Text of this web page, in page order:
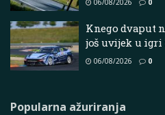
Knego dvaput
još uvijek u igri
06/08/2026 0
Popularna ažuriranja